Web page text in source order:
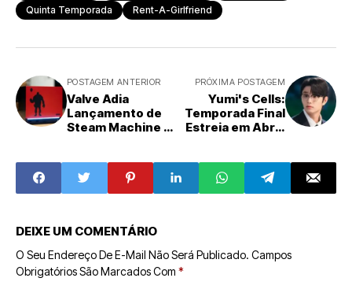
Quinta Temporada
Rent-A-Girlfriend
POSTAGEM ANTERIOR
Valve Adia
Lançamento de
Steam Machine e
Devido à Crise de
Componentes,
Preços Devem
PRÓXIMA POSTAGEM
Yumi's Cells:
Temporada Final
Estreia em Abril,
Protagonista
DEIXE UM COMENTÁRIO
O Seu Endereço De E-Mail Não Será Publicado. Campos
Obrigatórios São Marcados Com *